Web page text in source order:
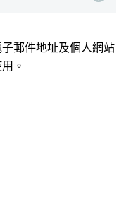
郵件地址及個人網站
。